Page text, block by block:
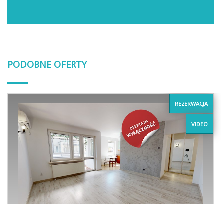
PODOBNE OFERTY
REZERWACJA
VIDEO